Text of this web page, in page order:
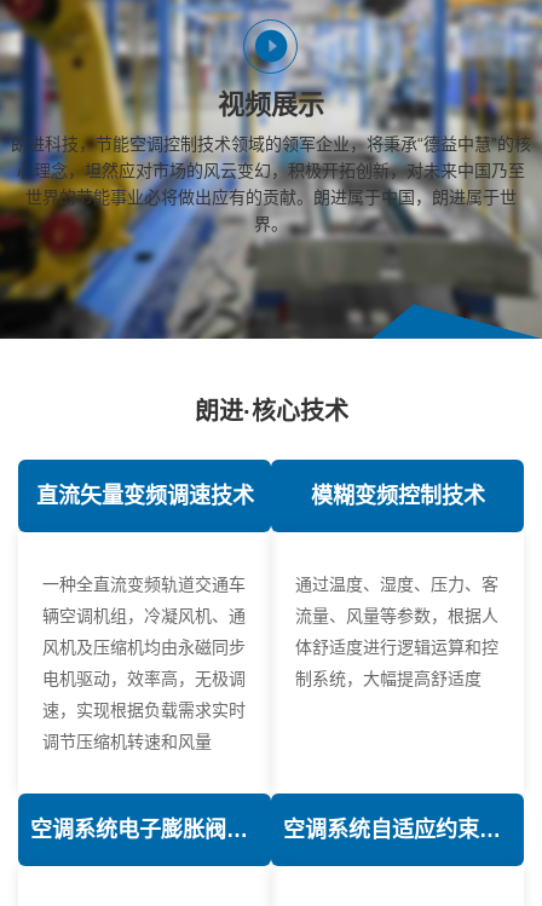
视频展示
朗进科技，节能空调控制技术领域的领军企业，将秉承“德益中慧”的核
心理念，坦然应对市场的风云变幻，积极开拓创新，对未来中国乃至
世界的节能事业必将做出应有的贡献。朗进属于中国，朗进属于世
界。
朗进·核心技术
直流矢量变频调速技术
一种全直流变频轨道交通车
辆空调机组，冷凝风机、通
风机及压缩机均由永磁同步
电机驱动，效率高，无极调
速，实现根据负载需求实时
调节压缩机转速和风量
模糊变频控制技术
通过温度、湿度、压力、客
流量、风量等参数，根据人
体舒适度进行逻辑运算和控
制系统，大幅提高舒适度
空调系统电子膨胀阀热力学优化技术 空调系统自适应约束控制技术